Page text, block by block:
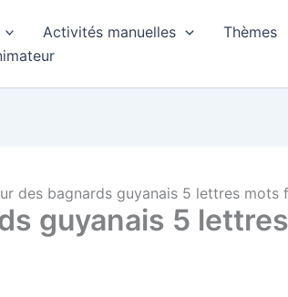
Activités manuelles Thèmes
des bagnards guyanais 5 lettres mots
guyanais 5